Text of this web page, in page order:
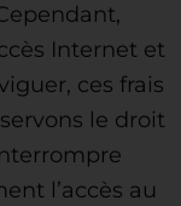
Internet et
ces frais
le droit
l’accès au